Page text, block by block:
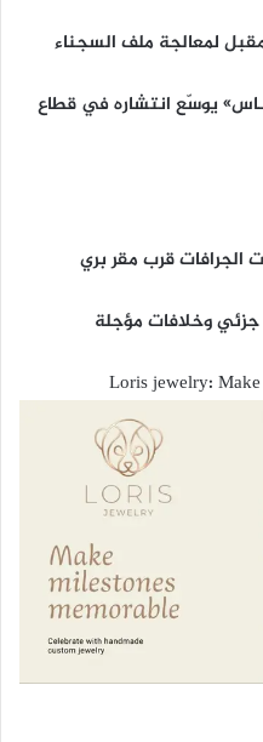
لمعالجة ملف السجناء
يوسّع انتشاره في قطاع
جزئي وخلافات مؤجلة
Loris jewelry: